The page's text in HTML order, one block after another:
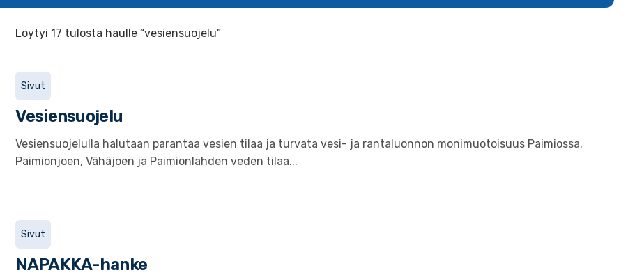
Löytyi 17 tulosta haulle “vesiensuojelu”
Sivut
Vesiensuojelu
Vesiensuojelulla halutaan parantaa vesien tilaa ja turvata vesi- ja rantaluonnon monimuotoisuus Paimiossa.
Paimionjoen, Vähäjoen ja Paimionlahden veden tilaa...
Sivut
NAPAKKA-hanke